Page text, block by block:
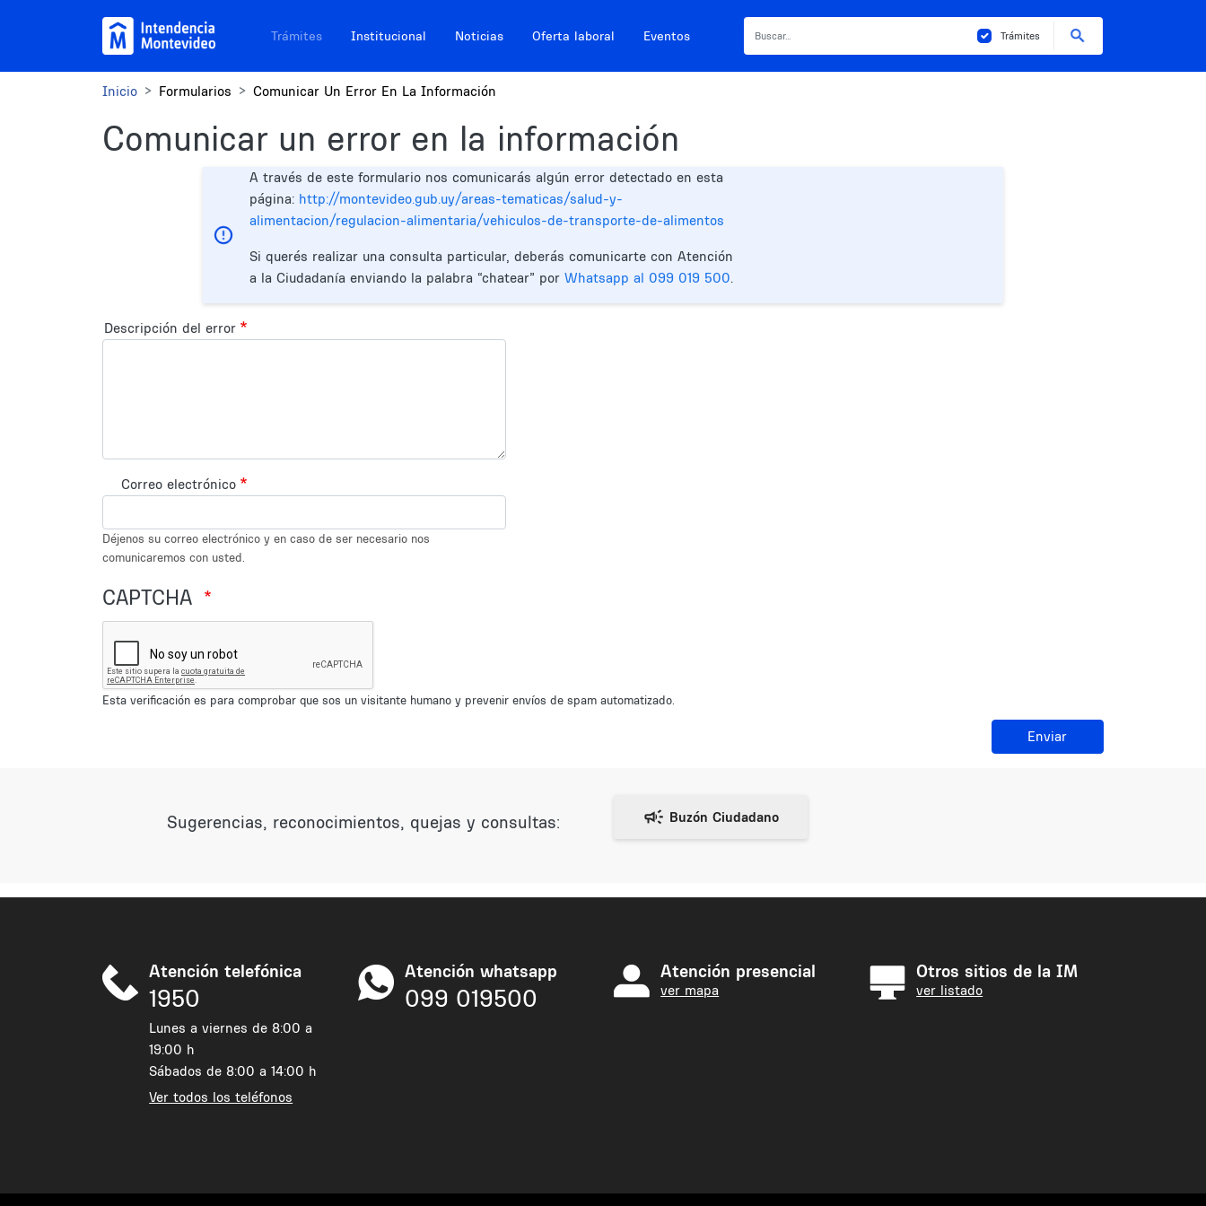
Navegación sitios
Trámites Institucional Noticias Oferta laboral Eventos Trámites
Inicio Formularios Comunicar Un Error En La Información
Comunicar un error en la información
A través de este formulario nos comunicarás algún error detectado en esta
página: http://montevideo.gub.uy/areas-tematicas/salud-y-
alimentacion/regulacion-alimentaria/vehiculos-de-transporte-de-alimentos
Si querés realizar una consulta particular, deberás comunicarte con Atención
a la Ciudadanía enviando la palabra “chatear” por Whatsapp al 099 019 500.
Descripción del error
Correo electrónico
Déjenos su correo electrónico y en caso de ser necesario nos
comunicaremos con usted.
CAPTCHA
Esta verificación es para comprobar que sos un visitante humano y prevenir envíos de spam automatizado.
Enviar
Sugerencias, reconocimientos, quejas y consultas:
Atención telefónica
1950
Lunes a viernes de 8:00 a
19:00 h
Sábados de 8:00 a 14:00 h
Ver todos los teléfonos
Atención whatsapp
099 019500
Atención presencial
ver mapa
Otros sitios de la IM
ver listado